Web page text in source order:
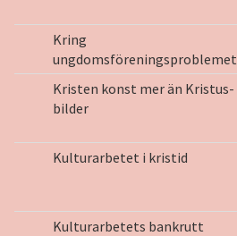
Kring
ungdomsföreningsproblemet
Kristen konst mer än Kristus-
bilder
Kulturarbetet i kristid
Kulturarbetets bankrutt